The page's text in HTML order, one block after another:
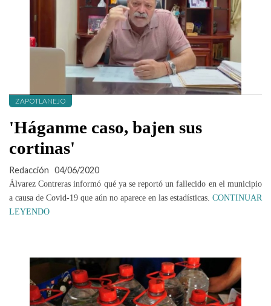
ZAPOTLANEJO
'Háganme caso, bajen sus
cortinas'
Redacción 04/06/2020
Álvarez Contreras informó qué ya se reportó un fallecido en el municipio
a causa de Covid-19 que aún no aparece en las estadísticas. CONTINUAR
LEYENDO